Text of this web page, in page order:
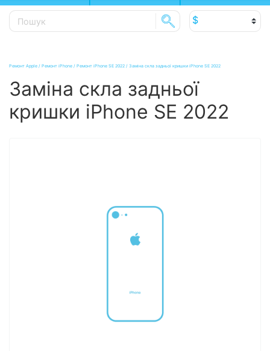
Ремонт Apple / Ремонт iPhone / Ремонт iPhone SE 2022 / Заміна скла задньої кришки iPhone SE 2022
Заміна скла задньої
кришки iPhone SE 2022